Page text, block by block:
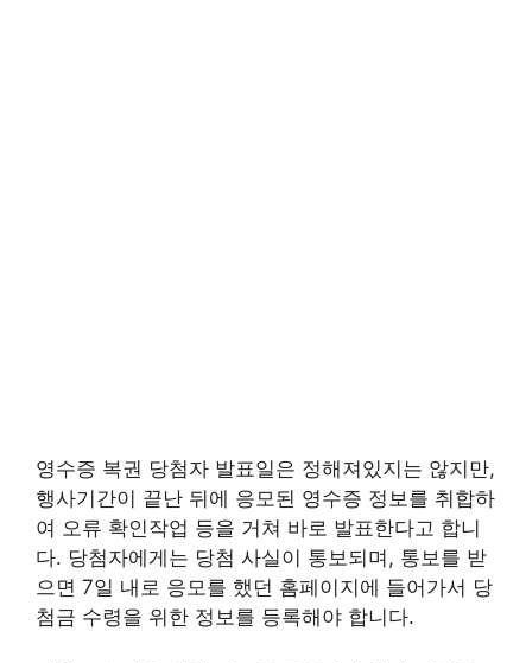
영수증 복권 당첨자 발표일은 정해져있지는 않지만,
행사기간이 끝난 뒤에 응모된 영수증 정보를 취합하
여 오류 확인작업 등을 거쳐 바로 발표한다고 합니
다. 당첨자에게는 당첨 사실이 통보되며, 통보를 받
으면 7일 내로 응모를 했던 홈페이지에 들어가서 당
첨금 수령을 위한 정보를 등록해야 합니다.